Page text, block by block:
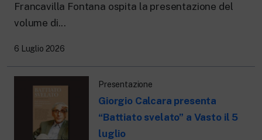
New 24 ore su 24: attualità, ultime notizie
Le redazioni regionali di RaiNews.
Rai TgR
Francavilla Fontana ospita la presentazione del
volume di...
6 Luglio 2026
Presentazione
Giorgio Calcara presenta
“Battiato svelato” a Vasto il 5
luglio